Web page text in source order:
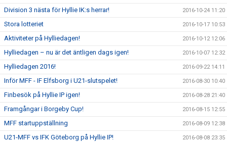
Division 3 nästa för Hyllie IK:s herrar! 2016-10-24 11:20
Stora lotteriet 2016-10-17 10:53
Aktiviteter på Hylliedagen! 2016-10-12 12:06
Hylliedagen – nu är det äntligen dags igen! 2016-10-07 12:32
Hylliedagen 2016! 2016-09-22 14:11
Inför MFF - IF Elfsborg i U21-slutspelet! 2016-08-30 10:40
Finbesök på Hyllie IP igen! 2016-08-28 21:40
Framgångar i Borgeby Cup! 2016-08-15 12:55
MFF startuppställning 2016-08-09 12:38
U21-MFF vs IFK Göteborg på Hyllie IP! 2016-08-08 23:35